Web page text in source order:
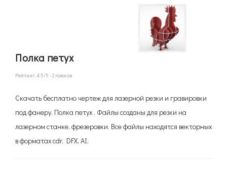
Полка петух
Рейтинг:4.5/5 -2 голосов
Скачать бесплатно чертеж для лазерной резки и гравировки
под фанеру. Полка петух . Файлы созданы для резки на
лазерном станке, фрезеровки. Все файлы находятся векторных
в форматах cdr, DFX, AI.